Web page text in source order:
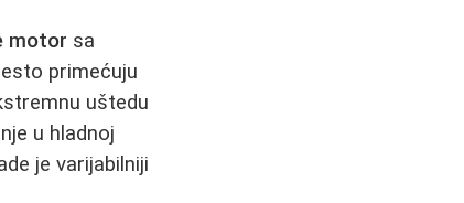
motor sa
primećuju
uštedu
u hladnoj
je varijabilniji